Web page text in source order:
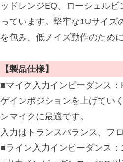
ッドレンジEQ、ローシェル
っています。堅牢な1Uサイズ
を包み、低ノイズ動作のため
【製品仕様】
■マイク入力インピーダンス
ゲインポジションを上げてい
ンマイクに最適です。
入力はトランスバランス、フ
■ライン入力インピーダンス